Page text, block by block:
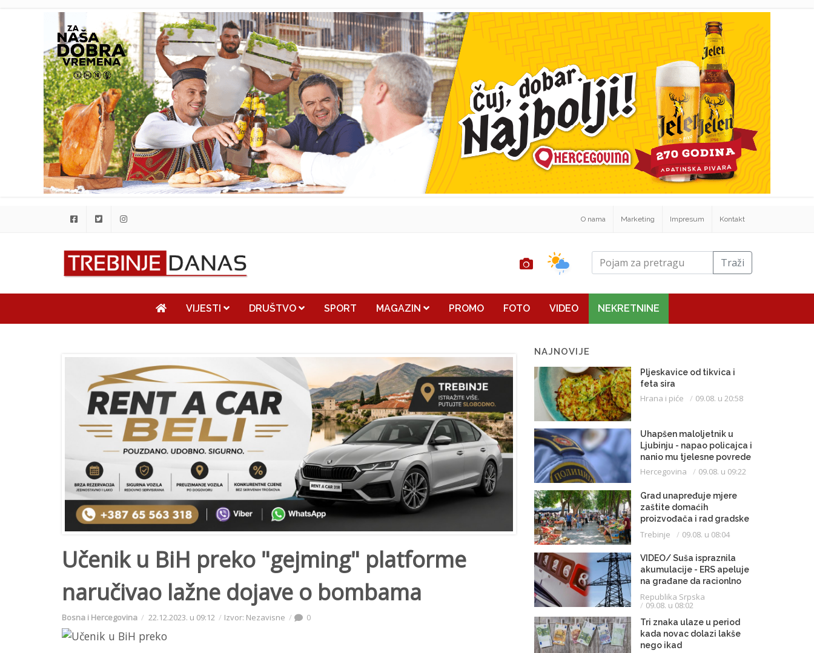
O nama Marketing Impresum Kontakt
Traži
VIJESTI DRUŠTVO SPORT MAGAZIN PROMO FOTO VIDEO NEKRETNINE
Učenik u BiH preko "gejming" platforme
naručivao lažne dojave o bombama
Bosna i Hercegovina 22.12.2023. u 09:12 Izvor: Nezavisne 0
NAJNOVIJE
Pljeskavice od tikvica i
feta sira
Hrana i piće 09.08. u 20:58
Uhapšen maloljetnik u
Ljubinju - napao policajca i
nanio mu tjelesne povrede
Hercegovina 09.08. u 09:22
Grad unapređuje mjere
zaštite domaćih
proizvođača i rad gradske
pijace
Trebinje 09.08. u 08:04
VIDEO/ Suša ispraznila
akumulacije - ERS apeluje
na građane da racionlno
troše struju
Republika Srpska
09.08. u 08:02
Tri znaka ulaze u period
kada novac dolazi lakše
nego ikad